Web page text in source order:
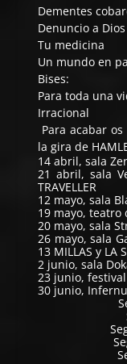
Dementes
Denuncio a Dios
Tu medicina
Un mundo en
Bises:
Para toda una
Irracional
Para acabar
la gira de
14 abril, sala
21 abril, sala
TRAVELLER
12 mayo, sala
19 mayo, teatro
20 mayo, sala
26 mayo, sala
13 MILLAS y LA
2 junio, sala
23 junio,
30 junio,